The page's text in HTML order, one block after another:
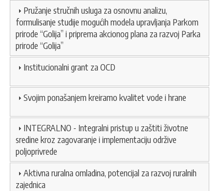
Pružanje stručnih usluga za osnovnu analizu,
formulisanje studije mogućih modela upravljanja Parkom
prirode “Golija” i priprema akcionog plana za razvoj Parka
prirode “Golija”
Institucionalni grant za OCD
Svojim ponašanjem kreiramo kvalitet vode i hrane
INTEGRALNO - Integralni pristup u zaštiti životne
sredine kroz zagovaranje i implementaciju održive
poljoprivrede
Aktivna ruralna omladina, potencijal za razvoj ruralnih
zajednica